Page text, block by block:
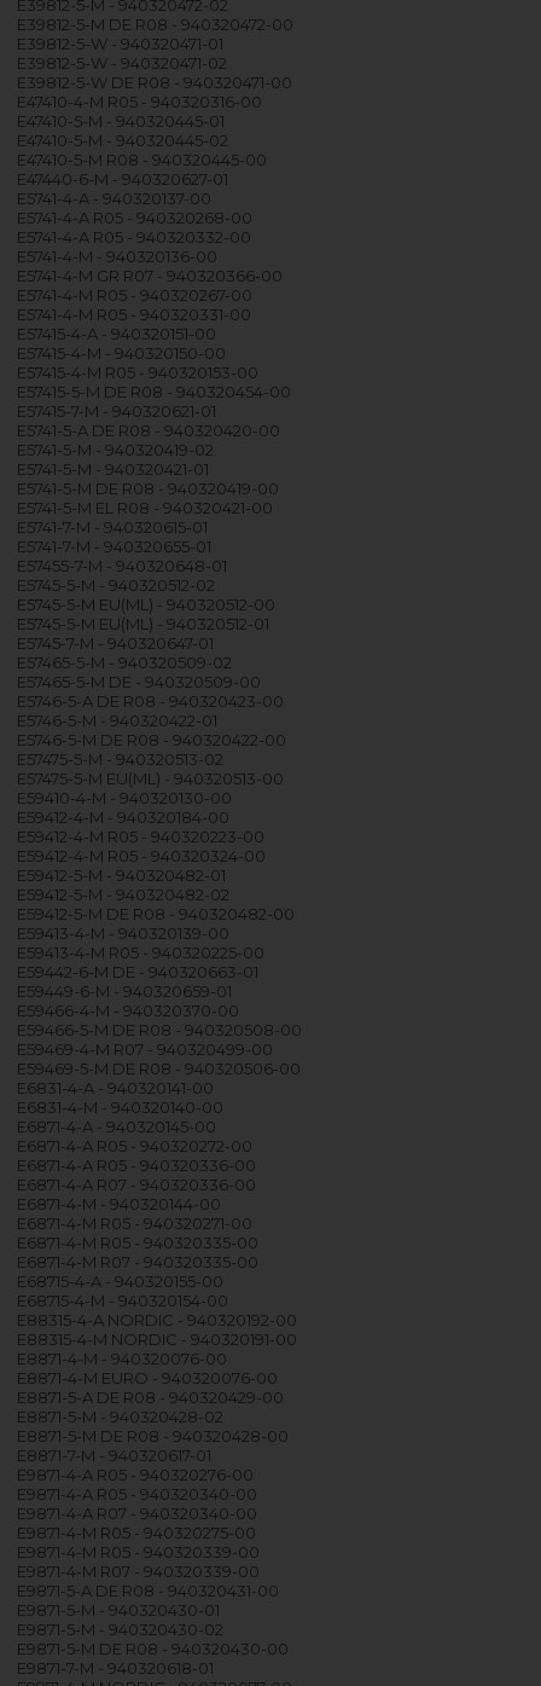
E39812-5-M - 940320472-02
E39812-5-M DE R08 - 940320472-00
E39812-5-W - 940320471-01
E39812-5-W - 940320471-02
E39812-5-W DE R08 - 940320471-00
E47410-4-M R05 - 940320316-00
E47410-5-M - 940320445-01
E47410-5-M - 940320445-02
E47410-5-M R08 - 940320445-00
E47440-6-M - 940320627-01
E5741-4-A - 940320137-00
E5741-4-A R05 - 940320268-00
E5741-4-A R05 - 940320332-00
E5741-4-M - 940320136-00
E5741-4-M GR R07 - 940320366-00
E5741-4-M R05 - 940320267-00
E5741-4-M R05 - 940320331-00
E57415-4-A - 940320151-00
E57415-4-M - 940320150-00
E57415-4-M R05 - 940320153-00
E57415-5-M DE R08 - 940320454-00
E57415-7-M - 940320621-01
E5741-5-A DE R08 - 940320420-00
E5741-5-M - 940320419-02
E5741-5-M - 940320421-01
E5741-5-M DE R08 - 940320419-00
E5741-5-M EL R08 - 940320421-00
E5741-7-M - 940320615-01
E5741-7-M - 940320655-01
E57455-7-M - 940320648-01
E5745-5-M - 940320512-02
E5745-5-M EU(ML) - 940320512-00
E5745-5-M EU(ML) - 940320512-01
E5745-7-M - 940320647-01
E57465-5-M - 940320509-02
E57465-5-M DE - 940320509-00
E5746-5-A DE R08 - 940320423-00
E5746-5-M - 940320422-01
E5746-5-M DE R08 - 940320422-00
E57475-5-M - 940320513-02
E57475-5-M EU(ML) - 940320513-00
E59410-4-M - 940320130-00
E59412-4-M - 940320184-00
E59412-4-M R05 - 940320223-00
E59412-4-M R05 - 940320324-00
E59412-5-M - 940320482-01
E59412-5-M - 940320482-02
E59412-5-M DE R08 - 940320482-00
E59413-4-M - 940320139-00
E59413-4-M R05 - 940320225-00
E59442-6-M DE - 940320663-01
E59449-6-M - 940320659-01
E59466-4-M - 940320370-00
E59466-5-M DE R08 - 940320508-00
E59469-4-M R07 - 940320499-00
E59469-5-M DE R08 - 940320506-00
E6831-4-A - 940320141-00
E6831-4-M - 940320140-00
E6871-4-A - 940320145-00
E6871-4-A R05 - 940320272-00
E6871-4-A R05 - 940320336-00
E6871-4-A R07 - 940320336-00
E6871-4-M - 940320144-00
E6871-4-M R05 - 940320271-00
E6871-4-M R05 - 940320335-00
E6871-4-M R07 - 940320335-00
E68715-4-A - 940320155-00
E68715-4-M - 940320154-00
E88315-4-A NORDIC - 940320192-00
E88315-4-M NORDIC - 940320191-00
E8871-4-M - 940320076-00
E8871-4-M EURO - 940320076-00
E8871-5-A DE R08 - 940320429-00
E8871-5-M - 940320428-02
E8871-5-M DE R08 - 940320428-00
E8871-7-M - 940320617-01
E9871-4-A R05 - 940320276-00
E9871-4-A R05 - 940320340-00
E9871-4-A R07 - 940320340-00
E9871-4-M R05 - 940320275-00
E9871-4-M R05 - 940320339-00
E9871-4-M R07 - 940320339-00
E9871-5-A DE R08 - 940320431-00
E9871-5-M - 940320430-01
E9871-5-M - 940320430-02
E9871-5-M DE R08 - 940320430-00
E9871-7-M - 940320618-01